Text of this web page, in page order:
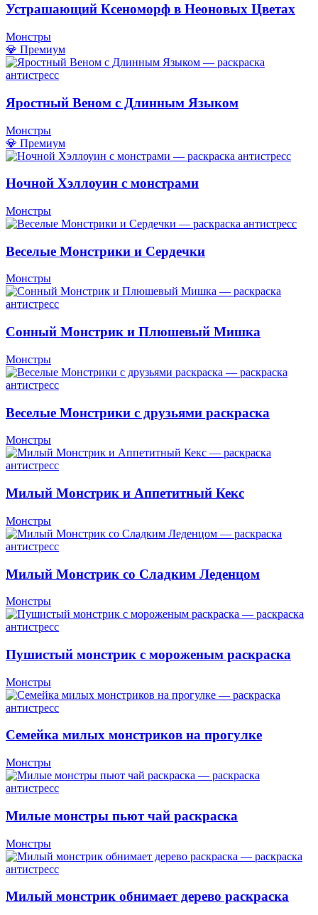
Устрашающий Ксеноморф в Неоновых Цветах
Монстры
💎 Премиум
Яростный Веном с Длинным Языком
Монстры
💎 Премиум
Ночной Хэллоуин с монстрами
Монстры
Веселые Монстрики и Сердечки
Монстры
Сонный Монстрик и Плюшевый Мишка
Монстры
Веселые Монстрики с друзьями раскраска
Монстры
Милый Монстрик и Аппетитный Кекс
Монстры
Милый Монстрик со Сладким Леденцом
Монстры
Пушистый монстрик с мороженым раскраска
Монстры
Семейка милых монстриков на прогулке
Монстры
Милые монстры пьют чай раскраска
Монстры
Милый монстрик обнимает дерево раскраска